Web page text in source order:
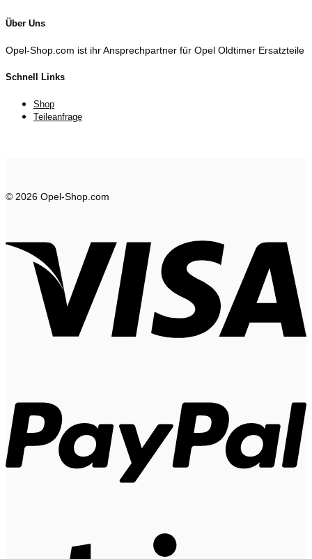
Über Uns
Opel-Shop.com ist ihr Ansprechpartner für Opel Oldtimer Ersatzteile
Schnell Links
Shop
Teileanfrage
© 2026 Opel-Shop.com